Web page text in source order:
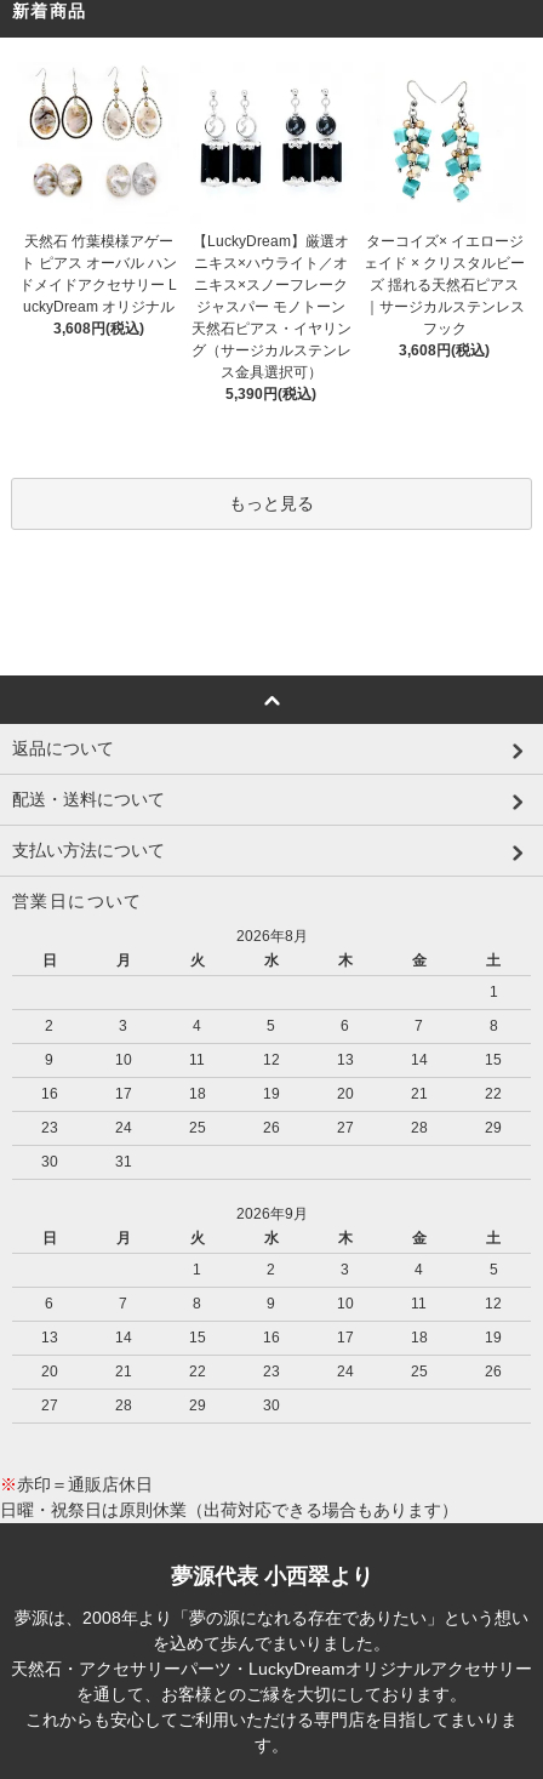
新着商品
天然石 竹葉模様アゲー
ト ピアス オーバル ハン
ドメイドアクセサリー L
uckyDream オリジナル
3,608円(税込)
【LuckyDream】厳選オ
ニキス×ハウライト／オ
ニキス×スノーフレーク
ジャスパー モノトーン
天然石ピアス・イヤリン
グ（サージカルステンレ
ス金具選択可）
5,390円(税込)
ターコイズ× イエロージ
ェイド × クリスタルビー
ズ 揺れる天然石ピアス
｜サージカルステンレス
フック
3,608円(税込)
もっと見る
返品について
配送・送料について
支払い方法について
営業日について
2026年8月
日
月 火 水 木 金
土
1
2
3 4 5 6 7
8
9
10 11 12 13 14
15
16
17 18 19 20 21
22
23
24 25 26 27 28
29
30
31
2026年9月
日
月 火 水 木 金
土
1
2 3 4
5
6
7 8 9 10 11
12
13
14 15 16 17 18
19
20
21 22 23 24 25
26
27
28 29 30
※赤印＝通販店休日
日曜・祝祭日は原則休業（出荷対応できる場合もあります）
夢源代表 小西翠より
夢源は、2008年より「夢の源になれる存在でありたい」という想い
を込めて歩んでまいりました。
天然石・アクセサリーパーツ・LuckyDreamオリジナルアクセサリー
を通して、お客様とのご縁を大切にしております。
これからも安心してご利用いただける専門店を目指してまいりま
す。